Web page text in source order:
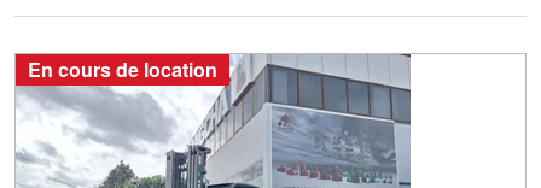
En cours de location